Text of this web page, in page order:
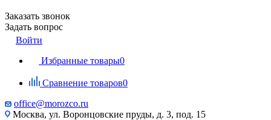
Заказать звонок
Задать вопрос
Войти
Избранные товары0
Сравнение товаров0
office@morozco.ru
Москва, ул. Воронцовские пруды, д. 3, под. 15